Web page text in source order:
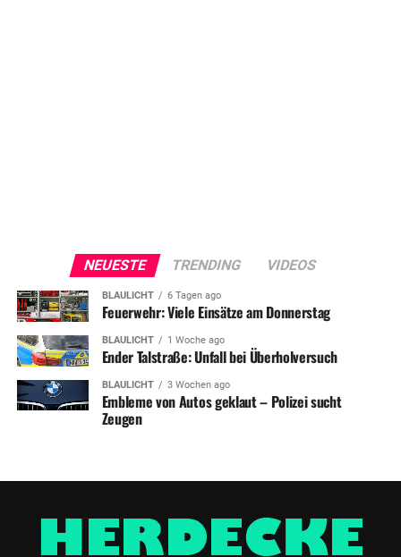
NEUESTE TRENDING VIDEOS
BLAULICHT 6 Tagen ago
Feuerwehr: Viele Einsätze am Donnerstag
BLAULICHT 1 Woche ago
Ender Talstraße: Unfall bei Überholversuch
BLAULICHT 3 Wochen ago
Embleme von Autos geklaut – Polizei sucht
Zeugen